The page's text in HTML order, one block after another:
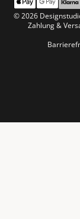
© 2026
Zahlung &